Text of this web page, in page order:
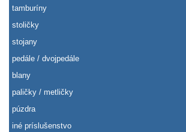
tamburíny
stoličky
stojany
pedále / dvojpedále
blany
paličky / metličky
púzdra
iné príslušenstvo